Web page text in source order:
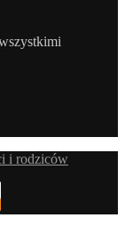
i rodziców